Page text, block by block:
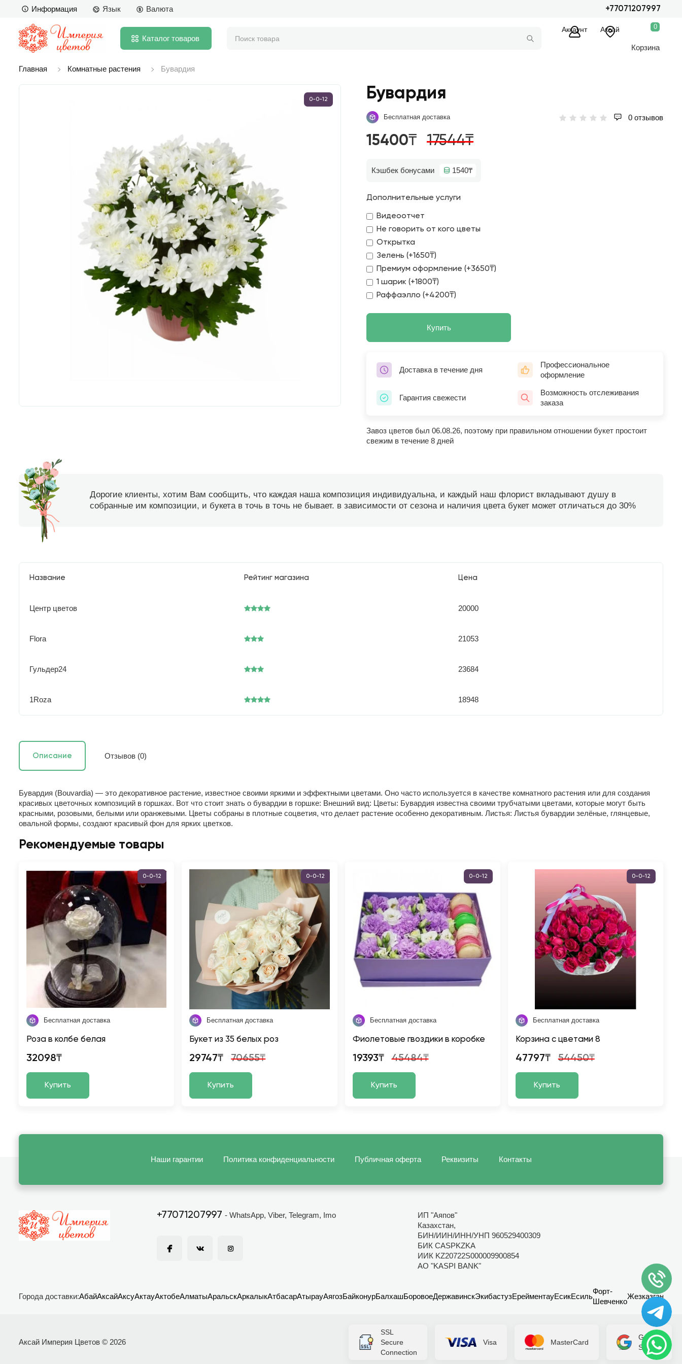
Информация Язык Валюта +77071207997
Каталог товаров
Аккаунт Аксай 0
Корзина
Главная Комнатные растения Бувардия
0-0-12 Бувардия
Бесплатная доставка 0 отзывов
15400₸ 17544₸
Кэшбек бонусами 1540₸
Дополнительные услуги
Видеоотчет
Не говорить от кого цветы
Открытка
Зелень (+1650₸)
Премиум оформление (+3650₸)
1 шарик (+1800₸)
Раффаэлло (+4200₸)
Купить
Доставка в течение дня
Профессиональное
оформление
Гарантия свежести
Возможность отслеживания
заказа
Завоз цветов был 06.08.26, поэтому при правильном отношении букет простоит
свежим в течение 8 дней
Дорогие клиенты, хотим Вам сообщить, что каждая наша композиция индивидуальна, и каждый наш флорист вкладывают душу в
собранные им композиции, и букета в точь в точь не бывает. в зависимости от сезона и наличия цвета букет может отличаться до 30%
Название Рейтинг магазина Цена
Центр цветов 20000
Flora 21053
Гульдер24 23684
1Roza 18948
Описание Отзывов (0)
Бувардия (Bouvardia) — это декоративное растение, известное своими яркими и эффектными цветами. Оно часто используется в качестве комнатного растения или для создания
красивых цветочных композиций в горшках. Вот что стоит знать о бувардии в горшке: Внешний вид: Цветы: Бувардия известна своими трубчатыми цветами, которые могут быть
красными, розовыми, белыми или оранжевыми. Цветы собраны в плотные соцветия, что делает растение особенно декоративным. Листья: Листья бувардии зелёные, глянцевые,
овальной формы, создают красивый фон для ярких цветков.
Рекомендуемые товары
0-0-12
Бесплатная доставка
Роза в колбе белая
32098₸
Купить
0-0-12
Бесплатная доставка
Букет из 35 белых роз
29747₸ 70655₸
Купить
0-0-12
Бесплатная доставка
Фиолетовые гвоздики в коробке
19393₸ 45484₸
Купить
0-0-12
Бесплатная доставка
Корзина с цветами 8
47797₸ 54450₸
Купить
Наши гарантии Политика конфиденциальности Публичная оферта Реквизиты Контакты
+77071207997 - WhatsApp, Viber, Telegram, Imo
ИП "Аяпов"
Казахстан,
БИН/ИИН/ИНН/УНП 960529400309
БИК CASPKZKA
ИИК KZ20722S000009900854
АО "KASPI BANK"
Города доставки:АбайАксайАксуАктауАктобеАлматыАральскАркалыкАтбасарАтырауАягозБайконурБалхашБоровоеДержавинскЭкибастузЕрейментауЕсикЕсиль
Форт-
Шевченко
Жезказган
Аксай Империя Цветов © 2026
SSL
Secure
Connection
Visa MasterCard
Google
Secure